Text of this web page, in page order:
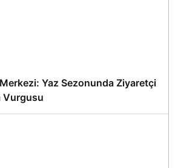
Yaz Sezonunda Ziyaretçi
Vurgusu